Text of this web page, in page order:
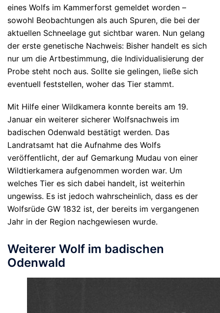
eines Wolfs im Kammerforst gemeldet worden –
sowohl Beobachtungen als auch Spuren, die bei der
aktuellen Schneelage gut sichtbar waren. Nun gelang
der erste genetische Nachweis: Bisher handelt es sich
nur um die Artbestimmung, die Individualisierung der
Probe steht noch aus. Sollte sie gelingen, ließe sich
eventuell feststellen, woher das Tier stammt.
Mit Hilfe einer Wildkamera konnte bereits am 19.
Januar ein weiterer sicherer Wolfsnachweis im
badischen Odenwald bestätigt werden. Das
Landratsamt hat die Aufnahme des Wolfs
veröffentlicht, der auf Gemarkung Mudau von einer
Wildtierkamera aufgenommen worden war. Um
welches Tier es sich dabei handelt, ist weiterhin
ungewiss. Es ist jedoch wahrscheinlich, dass es der
Wolfsrüde GW 1832 ist, der bereits im vergangenen
Jahr in der Region nachgewiesen wurde.
Weiterer Wolf im badischen
Odenwald